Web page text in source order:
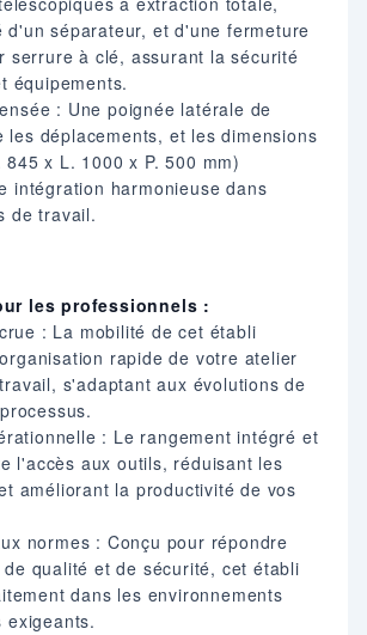
d'un séparateur, et d'une fermeture
serrure à clé, assurant la sécurité
équipements.​
: Une poignée latérale de
les déplacements, et les dimensions
x L. 1000 x P. 500 mm)
intégration harmonieuse dans
de travail.​
les professionnels :
: La mobilité de cet établi
rapide de votre atelier
s'adaptant aux évolutions de
: Le rangement intégré et
l'accès aux outils, réduisant les
améliorant la productivité de vos
normes : Conçu pour répondre
qualité et de sécurité, cet établi
dans les environnements
exigeants.​